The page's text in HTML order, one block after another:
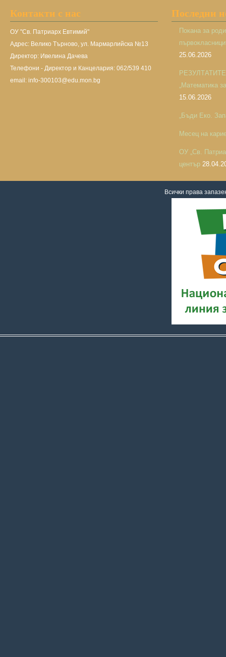
Контакти с нас
ОУ "Св. Патриарх Евтимий"
Адрес: Велико Търново, ул. Мармарлийска №13
Директор: Ивелина Дачева
Телефони - Директор и Канцелария: 062/539 410
email: info-300103@edu.mon.bg
Последни
Покана за
25.06.2026
РЕЗУЛТАТИТЕ
„Математика
15.06.2026
„Бъди Еко.
Месец на
ОУ „Св.
център
Всички права